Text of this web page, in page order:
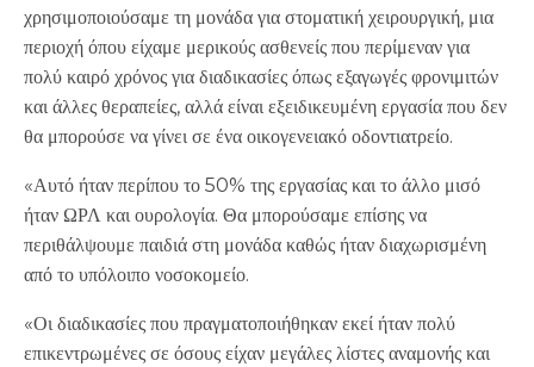
χρησιμοποιούσαμε τη μονάδα για στοματική χειρουργική, μια
περιοχή όπου είχαμε μερικούς ασθενείς που περίμεναν για
πολύ καιρό χρόνος για διαδικασίες όπως εξαγωγές φρονιμιτών
και άλλες θεραπείες, αλλά είναι εξειδικευμένη εργασία που δεν
θα μπορούσε να γίνει σε ένα οικογενειακό οδοντιατρείο.
«Αυτό ήταν περίπου το 50% της εργασίας και το άλλο μισό
ήταν ΩΡΛ και ουρολογία. Θα μπορούσαμε επίσης να
περιθάλψουμε παιδιά στη μονάδα καθώς ήταν διαχωρισμένη
από το υπόλοιπο νοσοκομείο.
«Οι διαδικασίες που πραγματοποιήθηκαν εκεί ήταν πολύ
επικεντρωμένες σε όσους είχαν μεγάλες λίστες αναμονής και